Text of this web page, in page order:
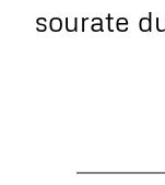
sourate